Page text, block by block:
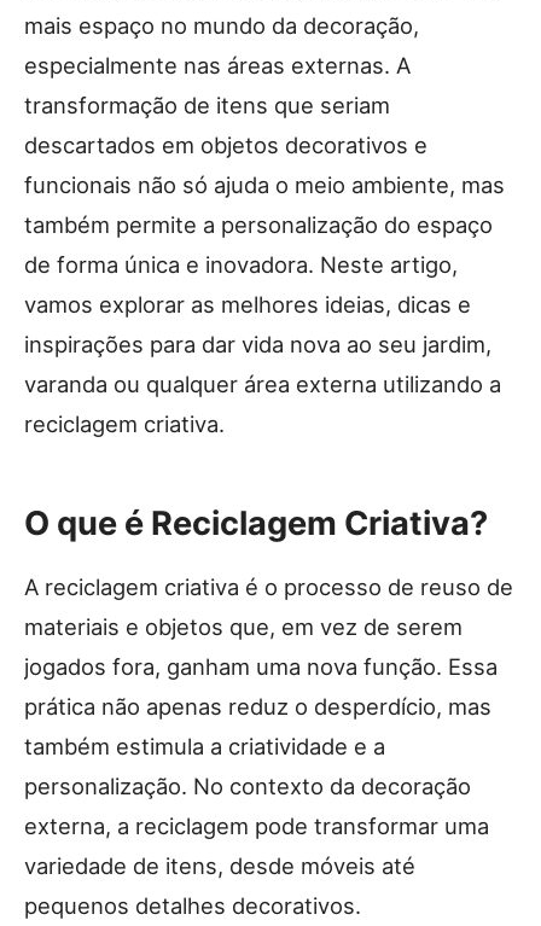
mais espaço no mundo da decoração,
especialmente nas áreas externas. A
transformação de itens que seriam
descartados em objetos decorativos e
funcionais não só ajuda o meio ambiente, mas
também permite a personalização do espaço
de forma única e inovadora. Neste artigo,
vamos explorar as melhores ideias, dicas e
inspirações para dar vida nova ao seu jardim,
varanda ou qualquer área externa utilizando a
reciclagem criativa.
O que é Reciclagem Criativa?
A reciclagem criativa é o processo de reuso de
materiais e objetos que, em vez de serem
jogados fora, ganham uma nova função. Essa
prática não apenas reduz o desperdício, mas
também estimula a criatividade e a
personalização. No contexto da decoração
externa, a reciclagem pode transformar uma
variedade de itens, desde móveis até
pequenos detalhes decorativos.